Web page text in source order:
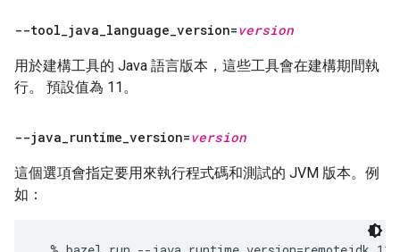
--tool_java_language_version=version
用於建構工具的 Java 語言版本，這些工具會在建構期間執
行。 預設值為 11。
--java_runtime_version=version
這個選項會指定要用來執行程式碼和測試的 JVM 版本。例
如：